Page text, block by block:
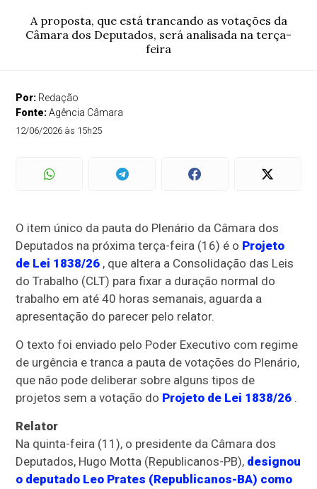
A proposta, que está trancando as votações da
Câmara dos Deputados, será analisada na terça-
feira
Por: Redação
Fonte:Agência Câmara
12/06/2026 às 15h25
O item único da pauta do Plenário da Câmara dos
Deputados na próxima terça-feira (16) é o Projeto
de Lei 1838/26 , que altera a Consolidação das Leis
do Trabalho (CLT) para fixar a duração normal do
trabalho em até 40 horas semanais, aguarda a
apresentação do parecer pelo relator.
O texto foi enviado pelo Poder Executivo com regime
de urgência e tranca a pauta de votações do Plenário,
que não pode deliberar sobre alguns tipos de
projetos sem a votação do Projeto de Lei 1838/26 .
Relator
Na quinta-feira (11), o presidente da Câmara dos
Deputados, Hugo Motta (Republicanos-PB), designou
o deputado Leo Prates (Republicanos-BA) como